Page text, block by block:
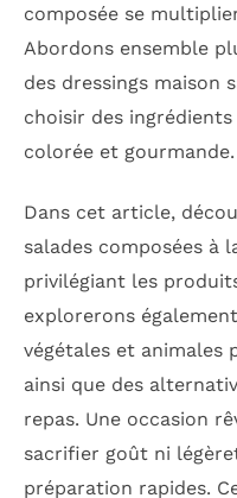
composée se
Abordons ensemble
des dressings maison
choisir des
colorée et gourmande.
Dans cet article,
salades composées à
privilégiant les
explorerons
végétales et animales
ainsi que des
repas. Une occasion
sacrifier goût ni
préparation rapides.